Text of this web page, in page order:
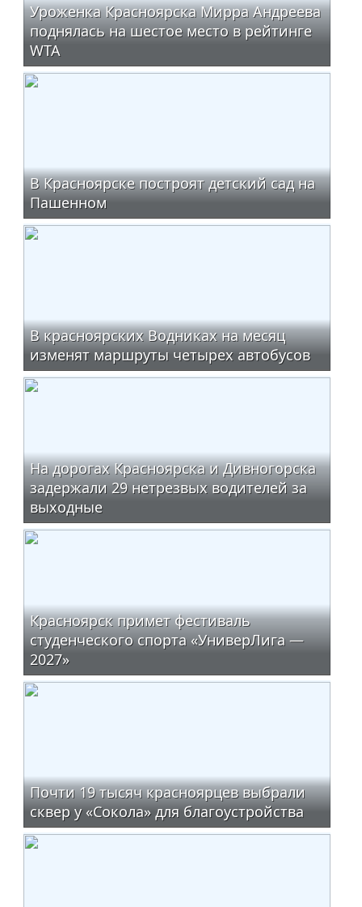
Уроженка Красноярска Мирра Андреева
поднялась на шестое место в рейтинге
WTA
В Красноярске построят детский сад на
Пашенном
В красноярских Водниках на месяц
изменят маршруты четырех автобусов
На дорогах Красноярска и Дивногорска
задержали 29 нетрезвых водителей за
выходные
Красноярск примет фестиваль
студенческого спорта «УниверЛига —
2027»
Почти 19 тысяч красноярцев выбрали
сквер у «Сокола» для благоустройства